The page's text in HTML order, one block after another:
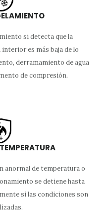
si detecta que la
es más baja de lo
derramamiento de agua
de compresión.
anormal de temperatura o
se detiene hasta
si las condiciones son